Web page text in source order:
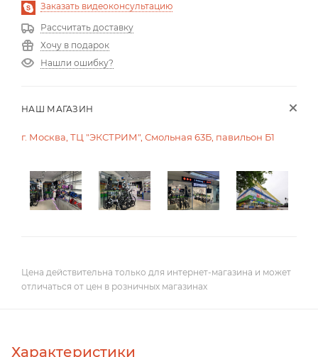
Заказать видеоконсультацию
Рассчитать доставку
Хочу в подарок
Нашли ошибку?
НАШ МАГАЗИН
г. Москва, ТЦ "ЭКСТРИМ", Смольная 63Б, павильон Б1
Цена действительна только для интернет-магазина и может
отличаться от цен в розничных магазинах
Характеристики